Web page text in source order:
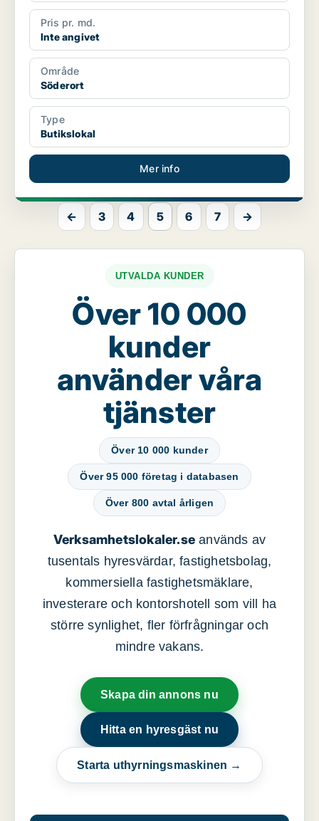
Pris pr. md.
Inte angivet
Område
Söderort
Type
Butikslokal
Mer info
← 3 4 5 6 7 →
UTVALDA KUNDER
Över 10 000
kunder
använder våra
tjänster
Över 10 000 kunder
Över 95 000 företag i databasen
Över 800 avtal årligen
Verksamhetslokaler.se används av
tusentals hyresvärdar, fastighetsbolag,
kommersiella fastighetsmäklare,
investerare och kontorshotell som vill ha
större synlighet, fler förfrågningar och
mindre vakans.
Skapa din annons nu
Hitta en hyresgäst nu
Starta uthyrningsmaskinen →